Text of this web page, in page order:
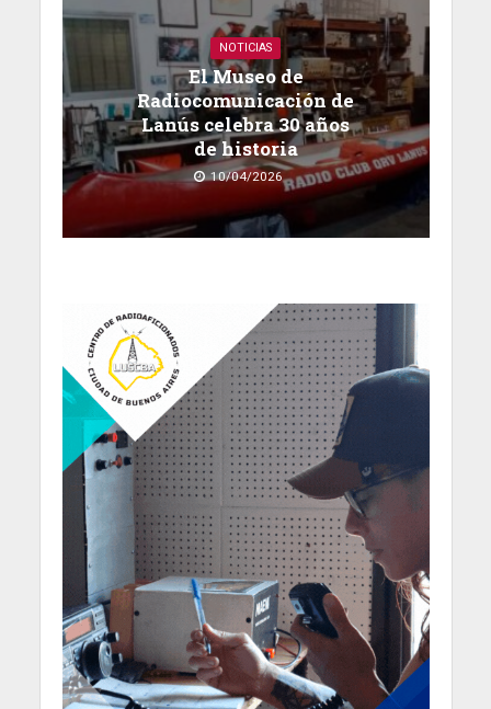
NOTICIAS
El Museo de
Radiocomunicación de
Lanús celebra 30 años
de historia
10/04/2026